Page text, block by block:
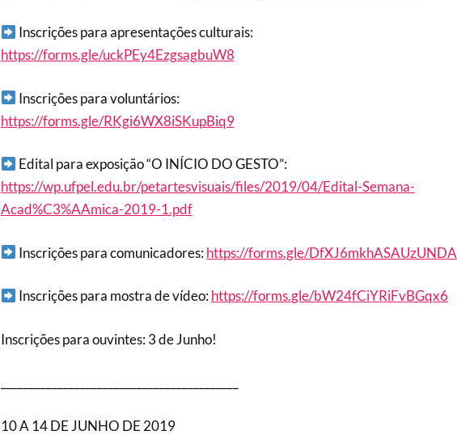
Inscrições para apresentações culturais:
https://forms.gle/uckPEy4EzgsagbuW8
Inscrições para voluntários:
https://forms.gle/RKgi6WX8iSKupBiq9
Edital para exposição “O INÍCIO DO GESTO”:
https://wp.ufpel.edu.br/petartesvisuais/files/2019/04/Edital-Semana-
Acad%C3%AAmica-2019-1.pdf
Inscrições para comunicadores:https://forms.gle/DfXJ6mkhASAUzUNDA
Inscrições para mostra de vídeo:https://forms.gle/bW24fCiYRiFvBGqx6
Inscrições para ouvintes: 3 de Junho!
10 A 14 DE JUNHO DE 2019